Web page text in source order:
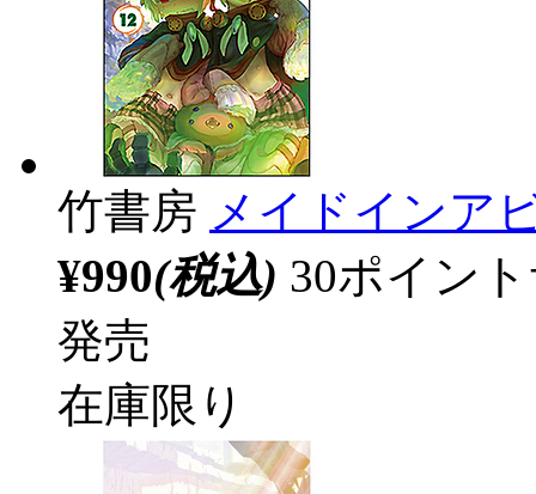
竹書房 メイドインア
¥990(税込) 30ポイン
発売
在庫限り